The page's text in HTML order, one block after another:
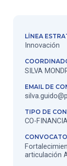
LÍNEA
Innovación
SILVA
EMAIL DE
TIPO DE
CO-
articulación